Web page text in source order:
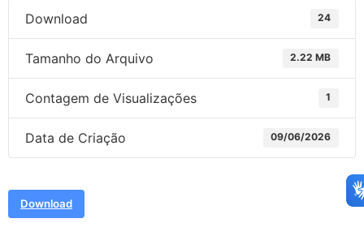
Download 24
Tamanho do Arquivo 2.22 MB
Contagem de Visualizações 1
Data de Criação 09/06/2026
Download